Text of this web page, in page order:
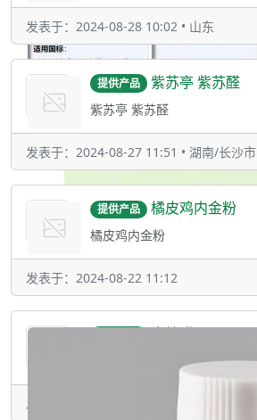
发表于：2024-08-28 10:02 • 山东
提供产品 紫苏亭 紫苏醛
紫苏亭 紫苏醛
发表于：2024-08-27 11:51 • 湖南/长沙市
提供产品 橘皮鸡内金粉
橘皮鸡内金粉
发表于：2024-08-22 11:12
肉桂醛
发表于：2024-08-06 08:21 • 江苏/南京市